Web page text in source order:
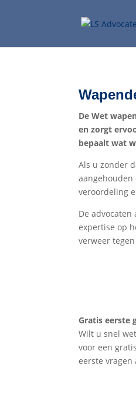
De Wet
en zorgt
bepaalt wat
Als u zonder
veroordeling
De
expertise op
verweer
Gratis eerste
Wilt u snel
voor een
eerste vragen